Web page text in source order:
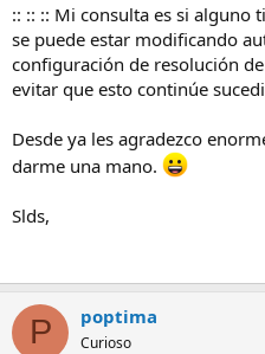
:: :: :: Mi consulta es si alguno
se puede estar modificando
configuración de resolución
evitar que esto continúe
Desde ya les agradezco
darme una mano.
Slds,
P poptima
Curioso